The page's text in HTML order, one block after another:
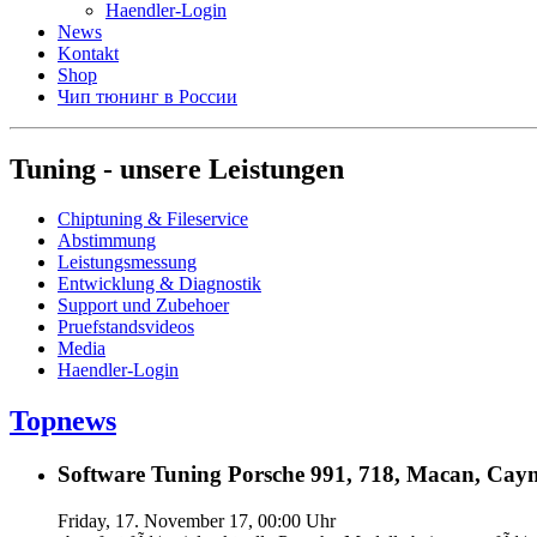
Haendler-Login
News
Kontakt
Shop
Чип тюнинг в России
Tuning - unsere Leistungen
Chiptuning & Fileservice
Abstimmung
Leistungsmessung
Entwicklung & Diagnostik
Support und Zubehoer
Pruefstandsvideos
Media
Haendler-Login
Topnews
Software Tuning Porsche 991, 718, Macan,
Friday, 17. November 17, 00:00 Uhr